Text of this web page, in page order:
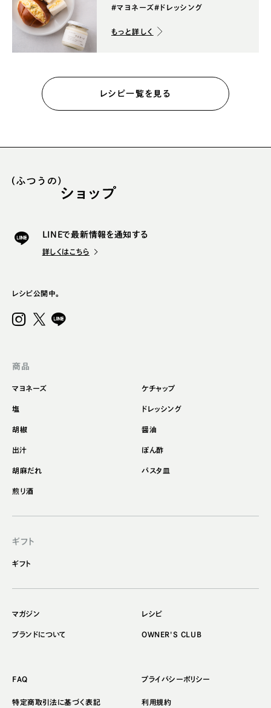
#マヨネーズ#ドレッシング
もっと詳しく
レシピ一覧を見る
LINEで最新情報を通知する
詳しくはこちら
レシピ公開中。
商品
マヨネーズ ケチャップ
塩 ドレッシング
胡椒 醤油
出汁 ぽん酢
胡麻だれ パスタ皿
煎り酒
ギフト
ギフト
マガジン レシピ
ブランドについて OWNER'S CLUB
FAQ プライバシーポリシー
特定商取引法に基づく表記 利用規約